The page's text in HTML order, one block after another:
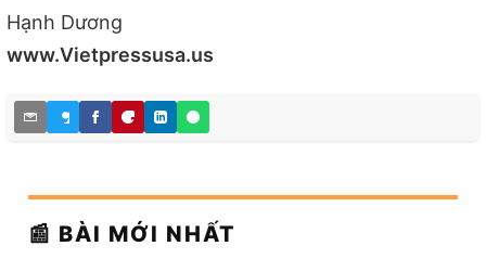
Hạnh Dương
www.Vietpressusa.us
📰 BÀI MỚI NHẤT